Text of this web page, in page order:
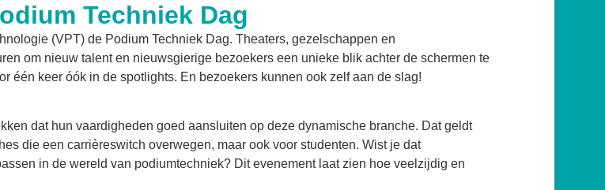
Techniek Dag
(VPT) de Podium Techniek Dag. Theaters, gezelschappen en
om nieuw talent en nieuwsgierige bezoekers een unieke blik achter de schermen te
één keer óók in de spotlights. En bezoekers kunnen ook zelf aan de slag!
dat hun vaardigheden goed aansluiten op deze dynamische branche. Dat geldt
die een carrièreswitch overwegen, maar ook voor studenten. Wist je dat
in de wereld van podiumtechniek? Dit evenement laat zien hoe veelzijdig en